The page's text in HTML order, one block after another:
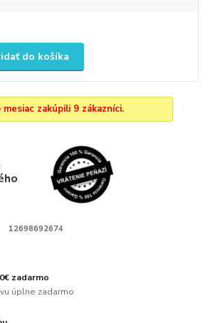
do košíka
zakúpili 9 zákazníci.
12698692674
zadarmo
úplne zadarmo